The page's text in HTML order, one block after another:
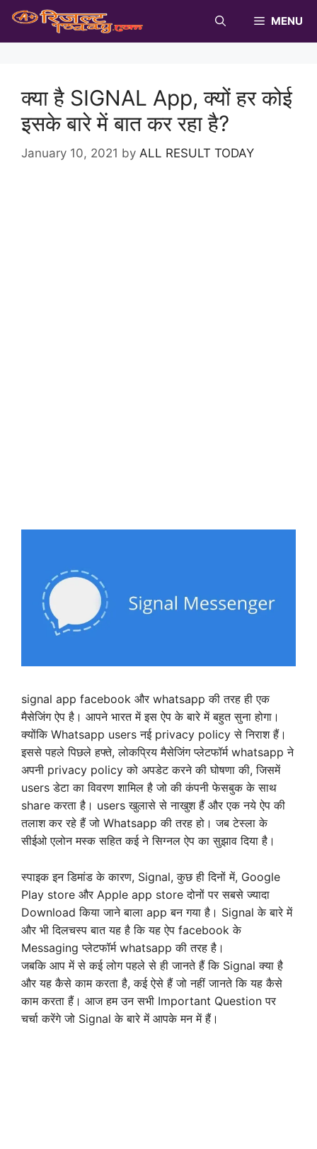
Skip
content
MENU
क्या है SIGNAL App, क्यों हर कोई
इसके बारे में बात कर रहा है?
January 10, 2021 by ALL RESULT TODAY
signal app facebook और whatsapp की तरह ही एक
मैसेजिंग ऐप है। आपने भारत में इस ऐप के बारे में बहुत सुना होगा।
क्योंकि Whatsapp users नई privacy policy से निराश हैं।
इससे पहले पिछले हफ्ते, लोकप्रिय मैसेजिंग प्लेटफॉर्म whatsapp ने
अपनी privacy policy को अपडेट करने की घोषणा की, जिसमें
users डेटा का विवरण शामिल है जो की कंपनी फेसबुक के साथ
share करता है। users खुलासे से नाखुश हैं और एक नये ऐप की
तलाश कर रहे हैं जो Whatsapp की तरह हो। जब टेस्ला के
सीईओ एलोन मस्क सहित कई ने सिग्नल ऐप का सुझाव दिया है।
स्पाइक इन डिमांड के कारण, Signal, कुछ ही दिनों में, Google
Play store और Apple app store दोनों पर सबसे ज्यादा
Download किया जाने बाला app बन गया है। Signal के बारे में
और भी दिलचस्प बात यह है कि यह ऐप facebook के
Messaging प्लेटफॉर्म whatsapp की तरह है।
जबकि आप में से कई लोग पहले से ही जानते हैं कि Signal क्या है
और यह कैसे काम करता है, कई ऐसे हैं जो नहीं जानते कि यह कैसे
काम करता हैं। आज हम उन सभी Important Question पर
चर्चा करेंगे जो Signal के बारे में आपके मन में हैं।